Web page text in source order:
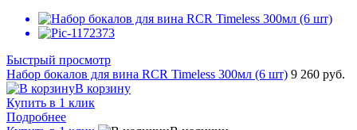
Быстрый просмотр
Набор бокалов для вина RCR Timeless 300мл (6 шт) 9 260 руб.
В корзину
Купить в 1 клик
Подробнее